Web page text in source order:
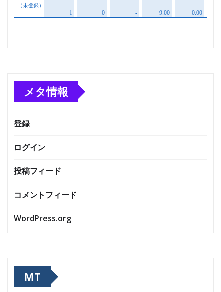
メタ情報
登録
ログイン
投稿フィード
コメントフィード
WordPress.org
MT